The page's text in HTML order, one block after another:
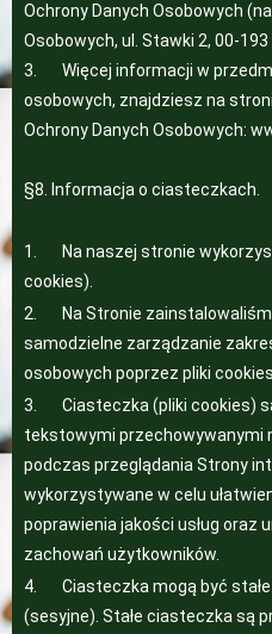
Ochrony Danych Osobowych
Osobowych, ul. Stawki 2, 00-193
3. Więcej informacji w
osobowych, znajdziesz na
Ochrony Danych Osobowych:
§8. Informacja o ciasteczkach.
1. Na naszej stronie
cookies).
2. Na Stronie
samodzielne zarządzanie
osobowych poprzez pliki cookies.
3. Ciasteczka (pliki cookies)
tekstowymi przechowywanymi
podczas przeglądania Strony
wykorzystywane w celu
poprawienia jakości usług oraz
zachowań użytkowników.
4. Ciasteczka mogą być stałe
(sesyjne). Stałe ciasteczka są